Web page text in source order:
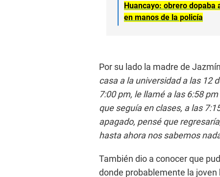
Huancayo: obrero
en manos de la policía
Por su lado la madre de
casa a la universidad a las 12
7:00 pm, le llamé a las 6:58
que seguía en clases, a las
apagado, pensé que
hasta ahora nos sabemos
También dio a conocer que
donde probablemente la